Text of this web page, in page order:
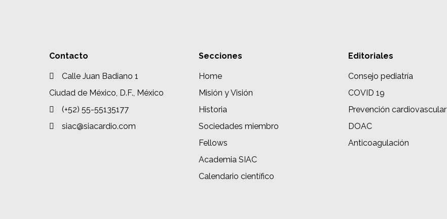
Contacto
Calle Juan Badiano 1
Ciudad de México, D.F., México
(+52) 55-55135177
siac@siacardio.com
Secciones
Home
Misión y Visión
Historia
Sociedades miembro
Fellows
Academia SIAC
Calendario científico
Editoriales
Consejo pediatría
COVID 19
Prevención cardiovascular
DOAC
Anticoagulación